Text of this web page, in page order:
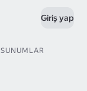
Giriş yap
SUNUMLAR